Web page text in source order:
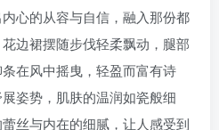
心的从容与自信，融入那份都
边裙摆随步伐轻柔飘动，腿部
在风中摇曳，轻盈而富有诗
姿势，肌肤的温润如瓷般细
丝与内在的细腻，让人感受到